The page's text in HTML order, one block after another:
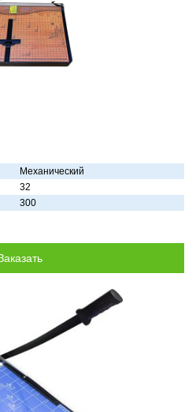
Механический
32
300